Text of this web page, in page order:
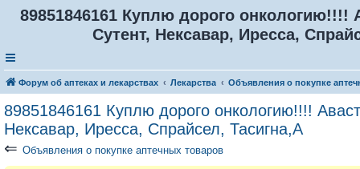
89851846161 Куплю дорого онкологию!!!!
Сутент, Нексавар, Иресса,
Форум об аптеках и лекарствах Лекарства Объявления о покупке
89851846161 Куплю дорого онкологию!!!!
Нексавар, Иресса, Спрайсел, Тасигна,А
⇐ Объявления о покупке аптечных товаров